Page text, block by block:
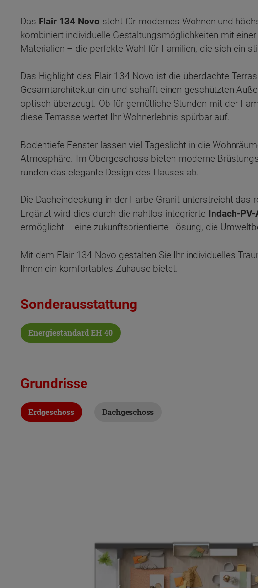
Das Flair 134 Novo steht für modernes Wohnen und
kombiniert individuelle Gestaltungsmöglichkeiten mit
Materialien – die perfekte Wahl für Familien, die sich ein
Das Highlight des Flair 134 Novo ist die überdachte
Gesamtarchitektur ein und schafft einen geschützten
optisch überzeugt. Ob für gemütliche Stunden mit der
diese Terrasse wertet Ihr Wohnerlebnis spürbar auf.
Bodentiefe Fenster lassen viel Tageslicht in die
Atmosphäre. Im Obergeschoss bieten moderne
runden das elegante Design des Hauses ab.
Die Dacheindeckung in der Farbe Granit unterstreicht das
Ergänzt wird dies durch die nahtlos integrierte Indach-PV-
ermöglicht – eine zukunftsorientierte Lösung, die
Mit dem Flair 134 Novo gestalten Sie Ihr individuelles
Ihnen ein komfortables Zuhause bietet.
Sonderausstattung
Energiestandard EH 40
Grundrisse
Erdgeschoss Dachgeschoss
Wonach möchten